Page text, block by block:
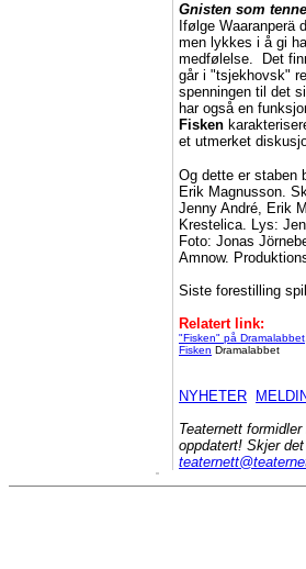
Gnisten som
Ifølge Waaranperä
men lykkes i å gi
medfølelse. Det
går i "tsjekhovsk"
spenningen til det
har også en
Fisken
et utmerket
Og dette er staben
Erik Magnusson.
Jenny André, Erik
Krestelica. Lys:
Foto: Jonas
Amnow.
Siste forestilling
Relatert link:
"Fisken" på
Fisken Dramalabbet
NYHETER
Teaternett
oppdatert! Skjer